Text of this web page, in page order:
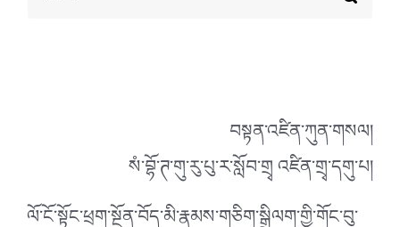
བསྟན་འཛིན་ཀུན་གསལ།
སཾ་བྷོ་ཊ་གུ་རུ་པུ་ར་སློབ་གྲྭ འཛིན་གྲྭ་དགུ་པ།